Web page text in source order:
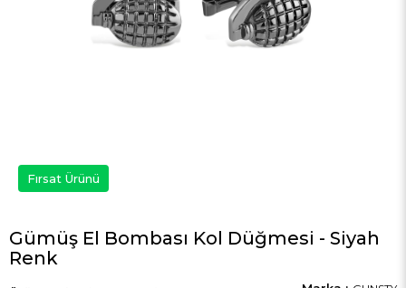
Fırsat Ürünü
Gümüş El Bombası Kol Düğmesi - Siyah
Renk